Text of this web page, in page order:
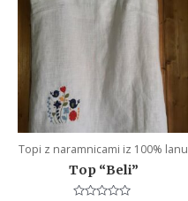
Topi z naramnicami iz 100% lanu
Top “Beli”